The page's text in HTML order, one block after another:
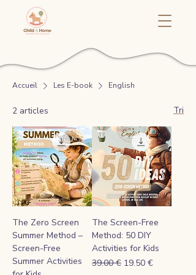
Accueil Les E-book English
2 articles Tri
The Zero Screen
Summer Method –
Screen-Free
Summer Activities
The Screen-Free
Method: 50 DIY
Activities for Kids
Prix original
39.00 € Prix promotionnel
19.50 €